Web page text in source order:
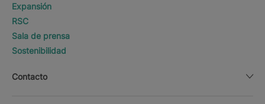
Expansión
RSC
Sala de prensa
Sostenibilidad
Contacto